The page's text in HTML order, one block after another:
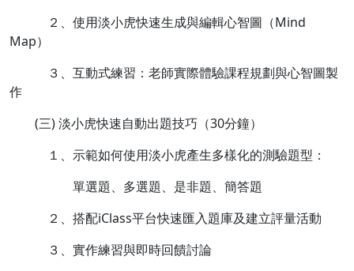
２、使用淡小虎快速生成與編輯心智圖（Mind
Map）
３、互動式練習：老師實際體驗課程規劃與心智圖製
作
(三) 淡小虎快速自動出題技巧（30分鐘）
１、示範如何使用淡小虎產生多樣化的測驗題型：
單選題、多選題、是非題、簡答題
２、搭配iClass平台快速匯入題庫及建立評量活動
３、實作練習與即時回饋討論